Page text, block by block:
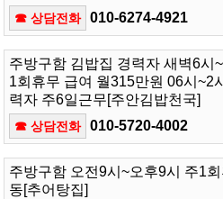
☎ 상담전화 010-6274-4921
주방구함 김밥집 경력자 새벽6시
1회휴무 급여 월315만원 06시~2
력자 주6일근무[주안김밥천국]
☎ 상담전화 010-5720-4002
주방구함 오전9시~오후9시 주1
동[추어탕집]